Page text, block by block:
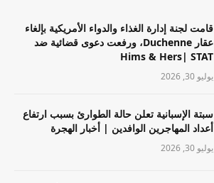
قامت لجنة إدارة الغذاء والدواء الأمريكية بإلغاء
عقار Duchenne، ورفعت دعوى قضائية ضد
Hims & Hers| STAT
يوليو 30, 2026
سبتة الإسبانية تعلن حالة الطوارئ بسبب ارتفاع
أعداد المهاجرين الوافدين | أخبار الهجرة
يوليو 30, 2026